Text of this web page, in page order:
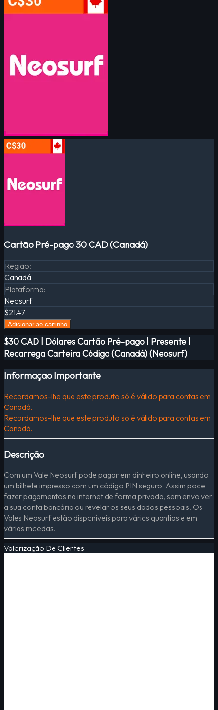
Cartão Pré-pago 30 CAD (Canadá)
Região:
Canadá
Plataforma:
Neosurf
$21.47
Adicionar ao carrinho
$30 CAD | Dólares Cartão Pré-pago | Presente |
Recarrega Carteira Código (Canadá) (Neosurf)
Informaçao Importante
Recordamos-lhe que este produto só é válido para contas em
Canadá.
Recordamos-lhe que este produto só é válido para contas em
Canadá.
Descrição
Com um Vale Neosurf pode pagar em dinheiro online, usando
um bilhete impresso com um código PIN seguro. Assim pode
fazer pagamentos na internet de forma privada, sem envolver
a sua conta bancária ou revelar os seus dados pessoais. Os
Vales Neosurf estão disponíveis para várias quantias e em
várias moedas.
Valorização De Clientes